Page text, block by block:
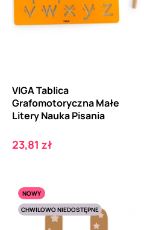
VIGA Tablica
Grafomotoryczna Małe
Litery Nauka Pisania
Cena
23,81 zł
NOWY
CHWILOWO NIEDOSTĘPNE